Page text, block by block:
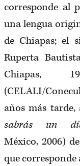
corresponde al
una lengua
de Chiapas; el
Ruperta
Chiapas,
(CELALI/
años más tarde,
sabrás un
México, 2006)
que